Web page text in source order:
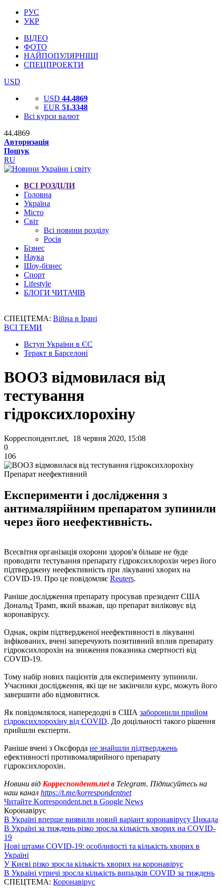
РУС
УКР
ВІДЕО
ФОТО
НАЙПОПУЛЯРНІШІ
СПЕЦПРОЕКТИ
USD
USD 44.4869
EUR 51.3348
Всі курси валют
44.4869
Авторизація
Пошук
RU
ВСІ РОЗДІЛИ
Головна
Україна
Місто
Світ
Всі новини розділу
Росія
Бізнес
Наука
Шоу-бізнес
Спорт
Lifestyle
БЛОГИ ЧИТАЧІВ
СПЕЦТЕМА: Війна в Ірані
ВСІ ТЕМИ
Вступ України в ЄС
Теракт в Барселоні
ВООЗ відмовилася від
тестування
гідроксихлорохіну
Корреспондент.net, 18 червня 2020, 15:08
0
106
Препарат неефективний
Експерименти і дослідження з
антималярійним препаратом зупинили
через його неефективність.
Всесвітня організація охорони здоров'я більше не буде
проводити тестування препарату гідроксихлорохін через його
підтверджену неефективність при лікуванні хворих на
COVID-19. Про це повідомляє Reuters.
Раніше дослідження препарату просував президент США
Дональд Трамп, який вважав, що препарат виліковує від
коронавірусу.
Однак, окрім підтвердженої неефективності в лікуванні
інфікованих, вчені заперечують позитивний вплив препарату
гідроксихлорохін на зниження показника смертності від
COVID-19.
Тому набір нових пацієнтів для експерименту зупинили.
Учасники дослідження, які ще не закінчили курс, можуть його
завершити або відмовитися.
Як повідомлялося, напередодні в США заборонили прийом
гідроксихлорохіну від COVID. До доцільності такого рішення
прийшли експерти.
Раніше вчені з Оксфорда не знайшли підтверджень
ефективності противомалярийного препарату
гідроксихлорохін.
Новини від Корреспондент.netв Telegram. Підписуйтесь на
наш канал https://t.me/korrespondentnet
Читайте Korrespondent.net в Google News
Коронавірус
В Україні вперше виявили новий варіант коронавірусу Цикада
В Україні за тиждень різко зросла кількість хворих на COVID-
19
Нові штами COVID-19: особливості та кількість хворих в
Україні
У Києві різко зросла кількість хворих на коронавірус
В Україні утричі зросла кількість випадків COVID за тиждень
СПЕЦТЕМА: Коронавірус